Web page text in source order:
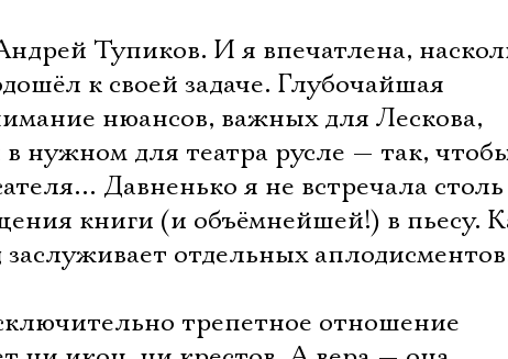
Тупиков. И я впечатлена,
к своей задаче. Глубочайшая
нюансов, важных для Лескова,
в нужном для театра русле — так,
Давненько я не встречала столь
книги (и объёмнейшей!) в пьесу.
отдельных
трепетное отношение